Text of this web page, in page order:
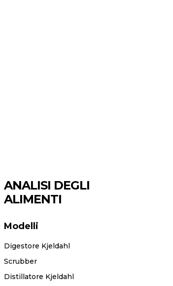
ANALISI DEGLI
ALIMENTI
Modelli
Digestore Kjeldahl
Scrubber
Distillatore Kjeldahl